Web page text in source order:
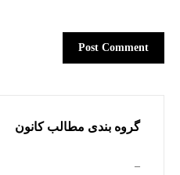
گروه بندی مطالب کانون
–